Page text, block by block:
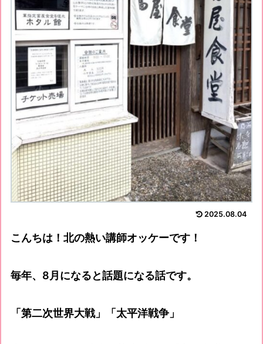
2025.08.04
こんちは！北の熱い講師オッケーです！
毎年、8月になると話題になる話です。
「第二次世界大戦」「太平洋戦争」